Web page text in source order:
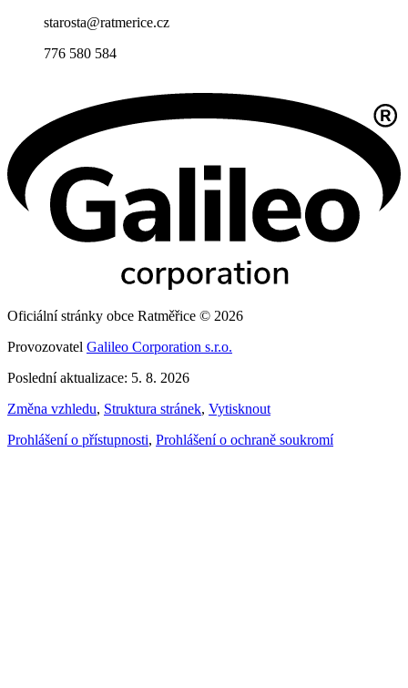
starosta@ratmerice.cz
776 580 584
Oficiální stránky obce Ratměřice © 2026
Provozovatel Galileo Corporation s.r.o.
Poslední aktualizace: 5. 8. 2026
Změna vzhledu, Struktura stránek, Vytisknout
Prohlášení o přístupnosti, Prohlášení o ochraně soukromí